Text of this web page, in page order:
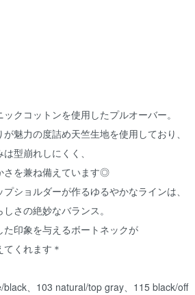
クコットンを使用したプルオーバー。
魅力の度詰め天竺生地を使用しており、
型崩れしにくく、
さを兼ね備えています◎
ショルダーが作るゆるやかなラインは、
さの絶妙なバランス。
た印象を与えるボートネックが
くれます＊
black、103 natural/top gray、115 black/off